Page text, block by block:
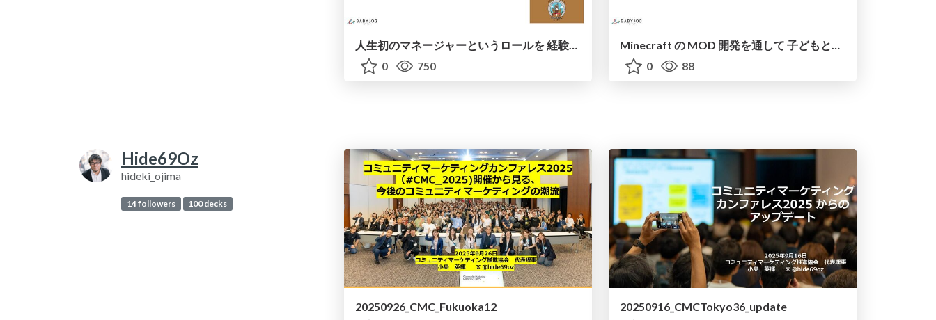
人生初のマネージャーというロールを 経験して得たもの・失ったもの / Reflections on My First Manager Role
0
750
Minecraft の MOD 開発を通して 子どもと一緒に考えるシステム開発について / Thinking About System Development with Children #jjug_ccc
0
88
Hide69Oz
hideki_ojima
14 followers 100 decks
20250926_CMC_Fukuoka12
20250916_CMCTokyo36_update